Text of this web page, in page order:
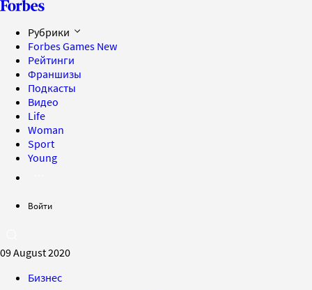
Рубрики
Forbes Games New
Рейтинги
Франшизы
Подкасты
Видео
Life
Woman
Sport
Young
Войти
09 August 2020
Бизнес